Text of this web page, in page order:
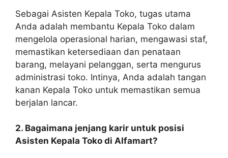
Sebagai Asisten Kepala Toko, tugas utama
Anda adalah membantu Kepala Toko dalam
mengelola operasional harian, mengawasi staf,
memastikan ketersediaan dan penataan
barang, melayani pelanggan, serta mengurus
administrasi toko. Intinya, Anda adalah tangan
kanan Kepala Toko untuk memastikan semua
berjalan lancar.
2. Bagaimana jenjang karir untuk posisi
Asisten Kepala Toko di Alfamart?